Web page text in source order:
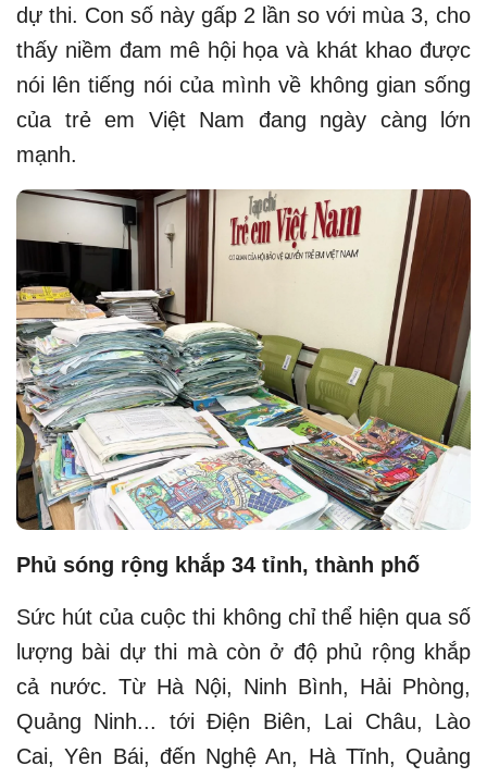
dự thi. Con số này gấp 2 lần so với mùa 3, cho
thấy niềm đam mê hội họa và khát khao được
nói lên tiếng nói của mình về không gian sống
của trẻ em Việt Nam đang ngày càng lớn
mạnh.
Phủ sóng rộng khắp 34 tỉnh, thành phố
Sức hút của cuộc thi không chỉ thể hiện qua số
lượng bài dự thi mà còn ở độ phủ rộng khắp
cả nước. Từ Hà Nội, Ninh Bình, Hải Phòng,
Quảng Ninh... tới Điện Biên, Lai Châu, Lào
Cai, Yên Bái, đến Nghệ An, Hà Tĩnh, Quảng